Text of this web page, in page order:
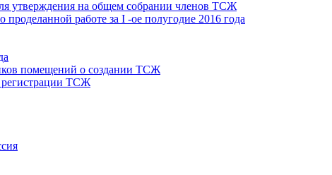
утверждения на общем собрании членов ТСЖ
работе за I -ое полугодие 2016 года
помещений о создании ТСЖ
регистрации ТСЖ